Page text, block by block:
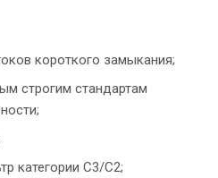
короткого замыкания;
строгим стандартам
категории С3/С2;